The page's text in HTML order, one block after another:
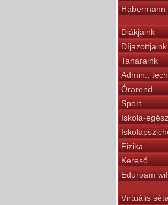
Habermann
Diákjaink
Díjazottjaink
Tanáraink
Admin.,
Órarend
Sport
Iskola-
Fizika
Kereső
Eduroam
Virtuális